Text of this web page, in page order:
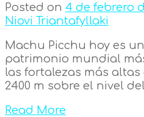
Posted on 4 de febrero
Niovi Triantafyllaki
Machu Picchu hoy es
patrimonio mundial
las fortalezas más
2400 m sobre el nivel
Read More